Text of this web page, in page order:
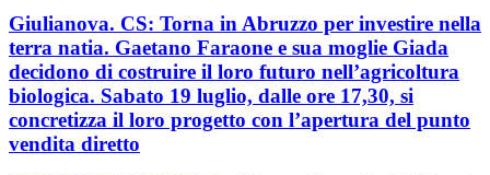
Giulianova. CS: Torna in Abruzzo per investire nella
terra natia. Gaetano Faraone e sua moglie Giada
decidono di costruire il loro futuro nell’agricoltura
biologica. Sabato 19 luglio, dalle ore 17,30, si
concretizza il loro progetto con l’apertura del punto
vendita diretto